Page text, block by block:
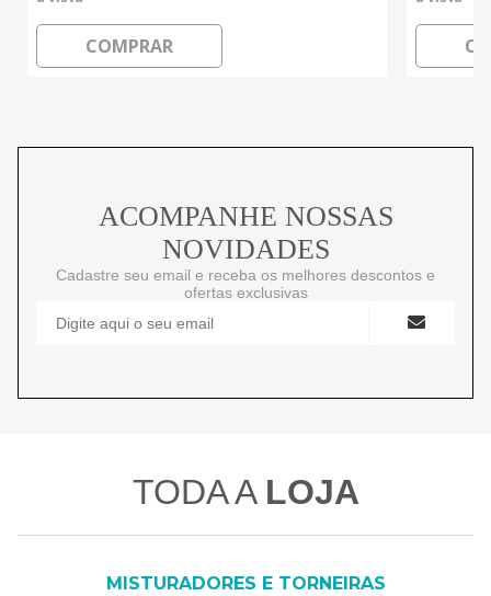
COMPRAR
ACOMPANHE NOSSAS
NOVIDADES
Cadastre seu email e receba os melhores descontos e
ofertas exclusivas
TODA A LOJA
MISTURADORES E TORNEIRAS